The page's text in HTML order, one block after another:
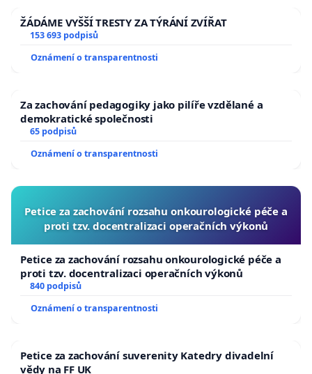
ŽÁDÁME VYŠŠÍ TRESTY ZA TÝRÁNÍ ZVÍŘAT
153 693 podpisů
Oznámení o transparentnosti
Za zachování pedagogiky jako pilíře vzdělané a
demokratické společnosti
65 podpisů
Oznámení o transparentnosti
Petice za zachování rozsahu onkourologické péče a
proti tzv. docentralizaci operačních výkonů
Petice za zachování rozsahu onkourologické péče a
proti tzv. docentralizaci operačních výkonů
840 podpisů
Oznámení o transparentnosti
Petice za zachování suverenity Katedry divadelní
vědy na FF UK